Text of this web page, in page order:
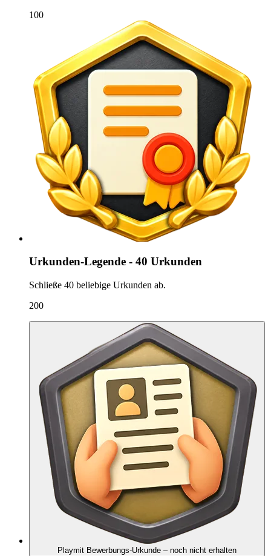
100
Urkunden-Legende - 40 Urkunden
Schließe 40 beliebige Urkunden ab.
200
Playmit Bewerbungs-Urkunde – noch nicht erhalten